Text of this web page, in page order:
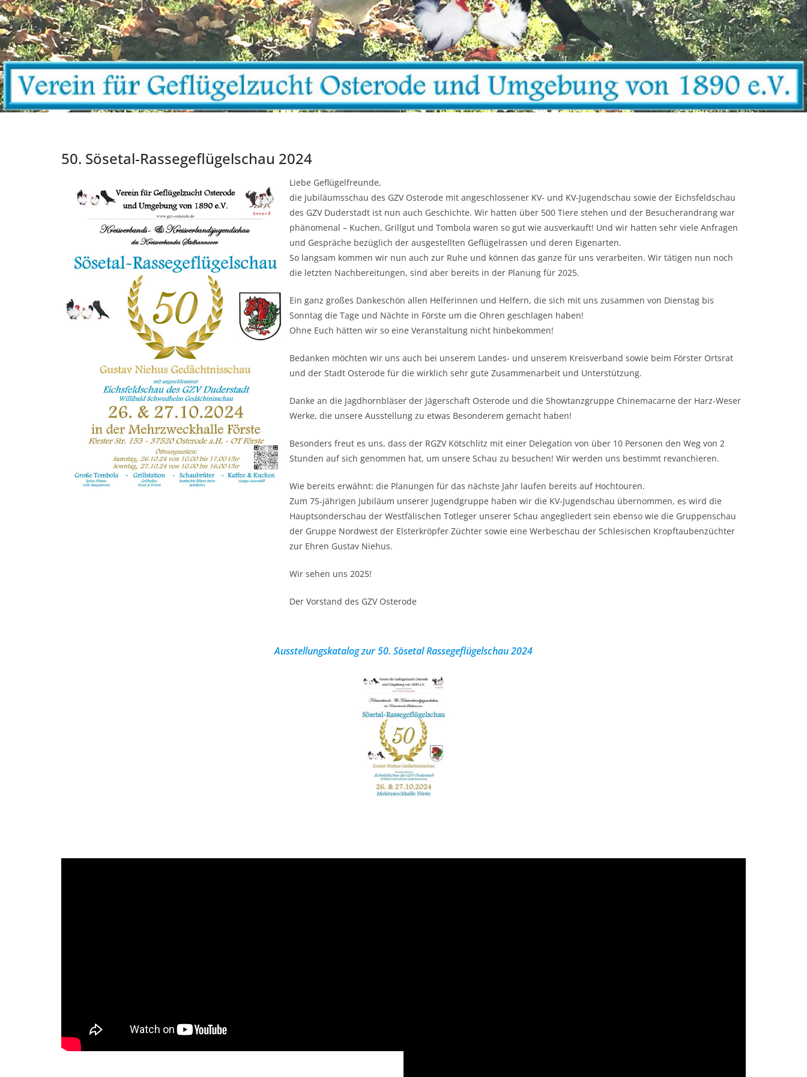
50. Sösetal-Rassegeflügelschau 2024
Liebe Geflügelfreunde,
die Jubiläumsschau des GZV Osterode mit angeschlossener KV- und KV-Jugendschau sowie der Eichsfeldschau
des GZV Duderstadt ist nun auch Geschichte. Wir hatten über 500 Tiere stehen und der Besucherandrang war
phänomenal – Kuchen, Grillgut und Tombola waren so gut wie ausverkauft! Und wir hatten sehr viele Anfragen
und Gespräche bezüglich der ausgestellten Geflügelrassen und deren Eigenarten.
So langsam kommen wir nun auch zur Ruhe und können das ganze für uns verarbeiten. Wir tätigen nun noch
die letzten Nachbereitungen, sind aber bereits in der Planung für 2025.
Ein ganz großes Dankeschön allen Helferinnen und Helfern, die sich mit uns zusammen von Dienstag bis
Sonntag die Tage und Nächte in Förste um die Ohren geschlagen haben!
Ohne Euch hätten wir so eine Veranstaltung nicht hinbekommen!
Bedanken möchten wir uns auch bei unserem Landes- und unserem Kreisverband sowie beim Förster Ortsrat
und der Stadt Osterode für die wirklich sehr gute Zusammenarbeit und Unterstützung.
Danke an die Jagdhornbläser der Jägerschaft Osterode und die Showtanzgruppe Chinemacarne der Harz-Weser
Werke, die unsere Ausstellung zu etwas Besonderem gemacht haben!
Besonders freut es uns, dass der RGZV Kötschlitz mit einer Delegation von über 10 Personen den Weg von 2
Stunden auf sich genommen hat, um unsere Schau zu besuchen! Wir werden uns bestimmt revanchieren.
Wie bereits erwähnt: die Planungen für das nächste Jahr laufen bereits auf Hochtouren.
Zum 75-jährigen Jubiläum unserer Jugendgruppe haben wir die KV-Jugendschau übernommen, es wird die
Hauptsonderschau der Westfälischen Totleger unserer Schau angegliedert sein ebenso wie die Gruppenschau
der Gruppe Nordwest der Elsterkröpfer Züchter sowie eine Werbeschau der Schlesischen Kropftaubenzüchter
zur Ehren Gustav Niehus.
Wir sehen uns 2025!
Der Vorstand des GZV Osterode
Ausstellungskatalog zur 50. Sösetal Rassegeflügelschau 2024